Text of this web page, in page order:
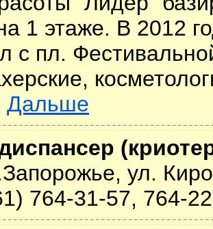
1 этаже. В 2012
с пл.
Дальше
ул.
764-31-57, 764-